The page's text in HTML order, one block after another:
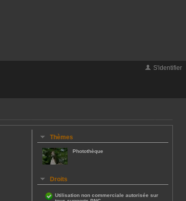
S'identifier
Thèmes
Photothèque
Droits
Utilisation non commerciale autorisée sur